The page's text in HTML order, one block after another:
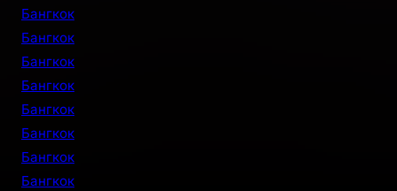
Бангкок
Бангкок
Бангкок
Бангкок
Бангкок
Бангкок
Бангкок
Бангкок